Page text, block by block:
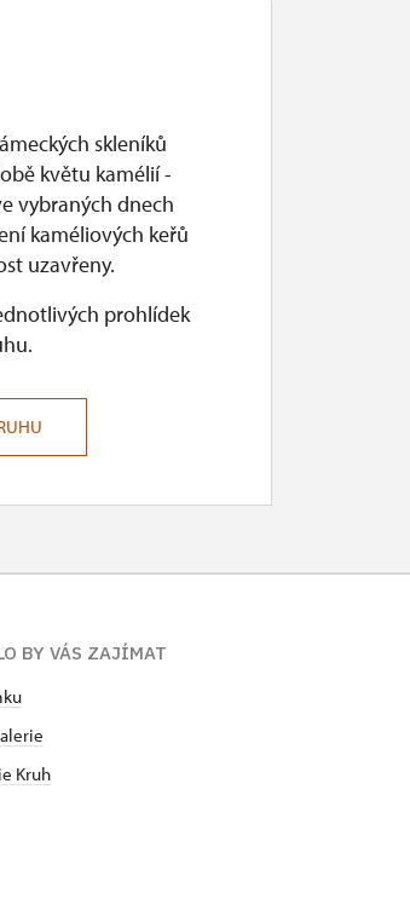
skleníků
květu kamélií -
vybraných dnech
kaméliových keřů
uzavřeny.
prohlídek
BY VÁS ZAJÍMAT
Kruh